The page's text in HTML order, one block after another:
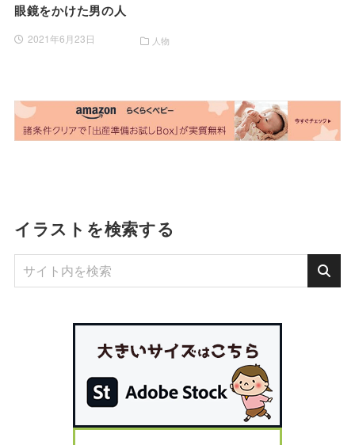
眼鏡をかけた男の人
2021年6月23日 人物
イラストを検索する